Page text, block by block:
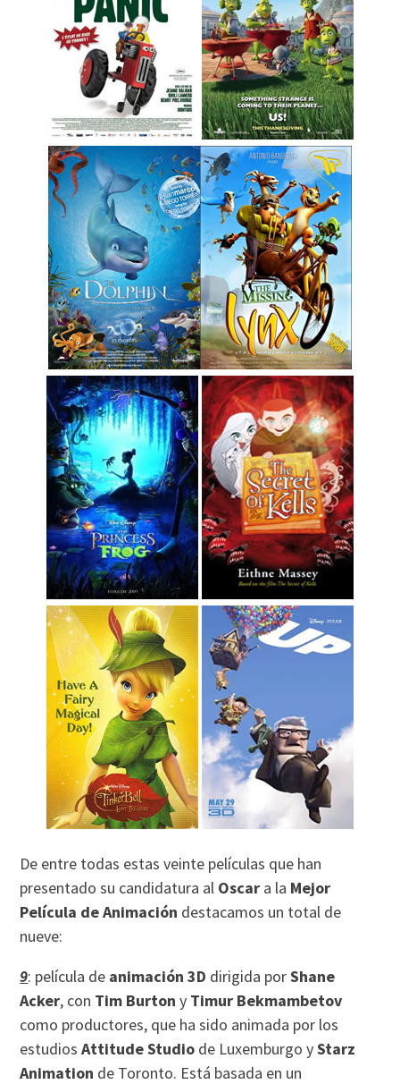
De entre todas estas veinte películas que han
presentado su candidatura al Oscar a la Mejor
Película de Animación destacamos un total de
nueve:
9: película de animación 3D dirigida porShane
Acker, con Tim Burton y Timur Bekmambetov
como productores, que ha sido animada por los
estudiosAttitude Studio de Luxemburgo yStarz
Animation de Toronto. Está basada en un